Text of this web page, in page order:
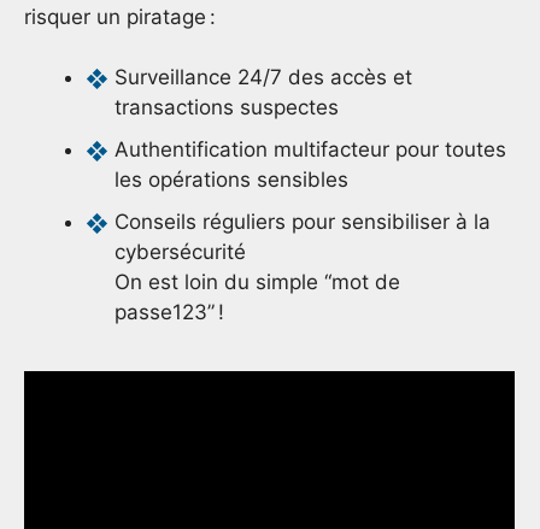
risquer un piratage :
Surveillance 24/7 des accès et
transactions suspectes
Authentification multifacteur pour toutes
les opérations sensibles
Conseils réguliers pour sensibiliser à la
cybersécurité
On est loin du simple “mot de
passe123” !